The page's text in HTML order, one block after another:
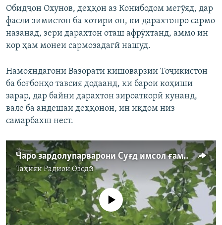
Обидҷон Охунов, деҳқон аз Конибодом мегӯяд, дар
фасли зимистон ба хотири он, ки дарахтонро сармо
назанад, зери дарахтон оташ афрӯхтанд, аммо ин
кор ҳам монеи сармозадагӣ нашуд.
Намояндагони Вазорати кишоварзии Тоҷикистон
ба боғбонҳо тавсия додаанд, ки барои коҳиши
зарар, дар байни дарахтон зироаткорӣ кунанд,
вале ба андешаи деҳқонон, ин иқдом низ
самарбахш нест.
Чаро зардолупарварони Суғд имсол ғамгинанд?
ТаҳияиРадиои Озодӣ
Феълан кор намекунад